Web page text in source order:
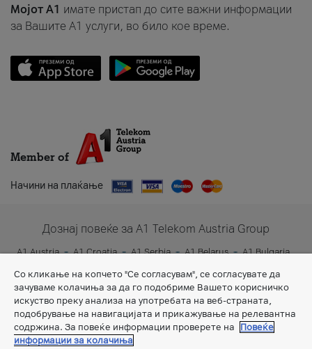
Мојот A1 имате пристап до сите важни информации
за Вашите A1 услуги, во било кое време.
Member of
Начини на плаќање
Дознај повеќе за A1 Telekom Austria Group
A1 Austria A1 Croatia A1 Serbia A1 Belarus
A1 Bulgaria
A1 Slovenia
A1 Digital
Со кликање на копчето "Се согласувам", се согласувате да
зачуваме колачиња за да го подобриме Вашето корисничко
искуство преку анализа на употребата на веб-страната,
подобрување на навигацијата и прикажување на релевантна
содржина. За повеќе информации проверете на
Повеќе
информации за колачиња